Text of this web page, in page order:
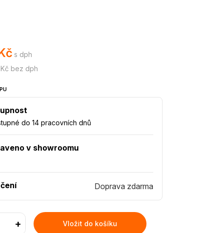
s dph
bez dph
do 14 pracovních dnů
v showroomu
Doprava zdarma
+ Vložit do košíku